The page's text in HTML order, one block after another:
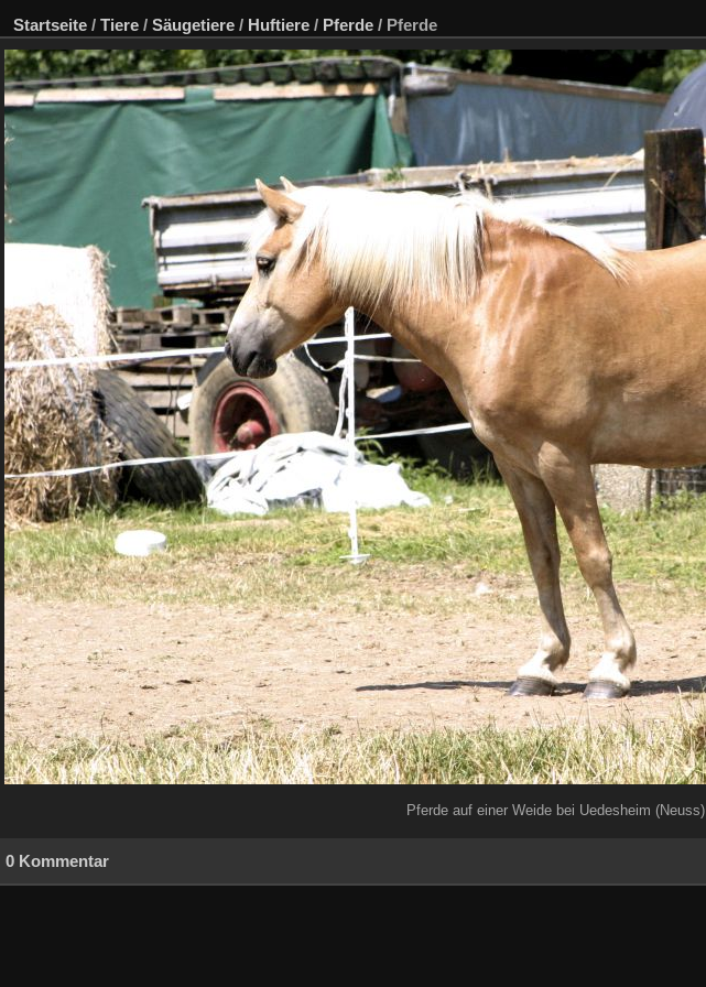
Startseite / Tiere / Säugetiere / Huftiere / Pferde / Pferde
Pferde auf einer Weide bei Uedesheim (Neuss)
0 Kommentar